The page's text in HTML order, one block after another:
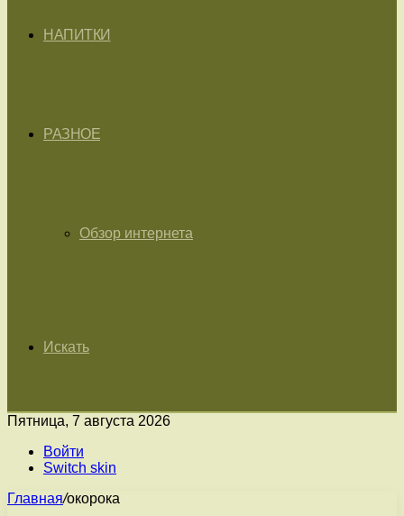
НАПИТКИ
РАЗНОЕ
Обзор интернета
Искать
Пятница, 7 августа 2026
Войти
Switch skin
Главная/окорока